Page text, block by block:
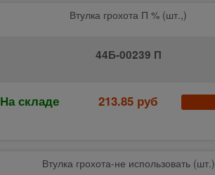
Втулка грохота П % (шт.,)
44Б-00239 П
На складе 213.85 руб
Втулка грохота-не использовать (шт.)